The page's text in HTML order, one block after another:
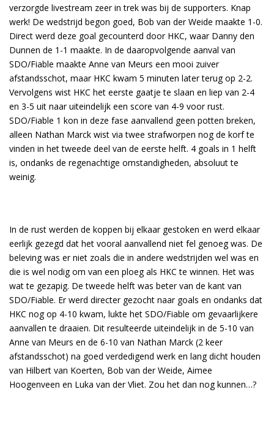
verzorgde livestream zeer in trek was bij de supporters. Knap
werk! De wedstrijd begon goed, Bob van der Weide maakte 1-0.
Direct werd deze goal gecounterd door HKC, waar Danny den
Dunnen de 1-1 maakte. In de daaropvolgende aanval van
SDO/Fiable maakte Anne van Meurs een mooi zuiver
afstandsschot, maar HKC kwam 5 minuten later terug op 2-2.
Vervolgens wist HKC het eerste gaatje te slaan en liep van 2-4
en 3-5 uit naar uiteindelijk een score van 4-9 voor rust.
SDO/Fiable 1 kon in deze fase aanvallend geen potten breken,
alleen Nathan Marck wist via twee strafworpen nog de korf te
vinden in het tweede deel van de eerste helft. 4 goals in 1 helft
is, ondanks de regenachtige omstandigheden, absoluut te
weinig.
In de rust werden de koppen bij elkaar gestoken en werd elkaar
eerlijk gezegd dat het vooral aanvallend niet fel genoeg was. De
beleving was er niet zoals die in andere wedstrijden wel was en
die is wel nodig om van een ploeg als HKC te winnen. Het was
wat te gezapig. De tweede helft was beter van de kant van
SDO/Fiable. Er werd directer gezocht naar goals en ondanks dat
HKC nog op 4-10 kwam, lukte het SDO/Fiable om gevaarlijkere
aanvallen te draaien. Dit resulteerde uiteindelijk in de 5-10 van
Anne van Meurs en de 6-10 van Nathan Marck (2 keer
afstandsschot) na goed verdedigend werk en lang dicht houden
van Hilbert van Koerten, Bob van der Weide, Aimee
Hoogenveen en Luka van der Vliet. Zou het dan nog kunnen…?